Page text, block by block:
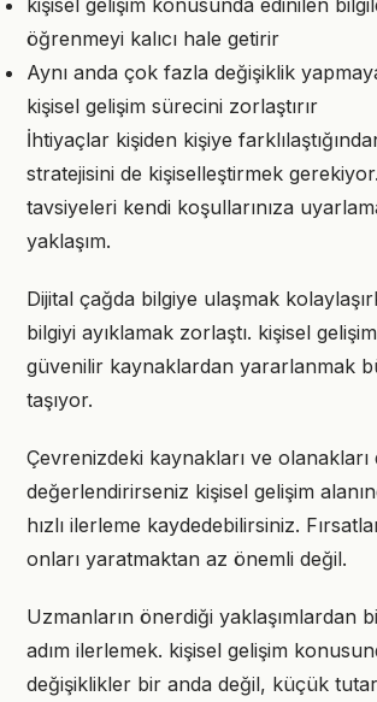
kişisel gelişim konusunda edinilen
öğrenmeyi kalıcı hale getirir
Aynı anda çok fazla değişiklik
kişisel gelişim sürecini zorlaştırır
İhtiyaçlar kişiden kişiye
stratejisini de kişiselleştirmek
tavsiyeleri kendi koşullarınıza
yaklaşım.
Dijital çağda bilgiye ulaşmak
bilgiyi ayıklamak zorlaştı. kişisel
güvenilir kaynaklardan yararlanmak
taşıyor.
Çevrenizdeki kaynakları ve
değerlendirirseniz kişisel gelişim
hızlı ilerleme kaydedebilirsiniz.
onları yaratmaktan az önemli değil.
Uzmanların önerdiği yaklaşımlardan
adım ilerlemek. kişisel gelişim
değişiklikler bir anda değil, küçük